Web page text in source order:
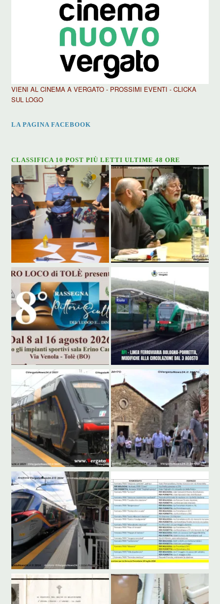
VIENI AL CINEMA A VERGATO - PROSSIMI EVENTI - CLICKA
SUL LOGO
LA PAGINA FACEBOOK
CLASSIFICA 10 POST PIÙ LETTI ULTIME 48 ORE